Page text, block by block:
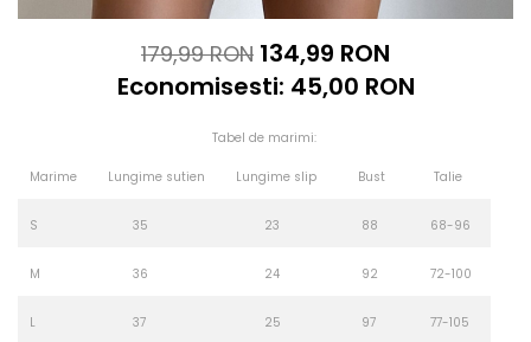
179,99 RON 134,99 RON
Economisesti: 45,00 RON
Tabel de marimi:
Marime Lungime sutien Lungime slip Bust Talie
S 35 23 88 68-96
M 36 24 92 72-100
L 37 25 97 77-105